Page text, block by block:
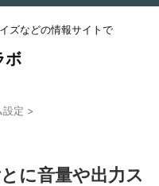
ズなどの情報サイトで
ボ
設定 >
に音量や出力ス